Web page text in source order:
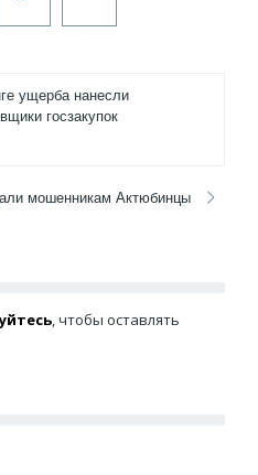
ущерба нанесли
госзакупок
мошенникам Актюбинцы
, чтобы оставлять